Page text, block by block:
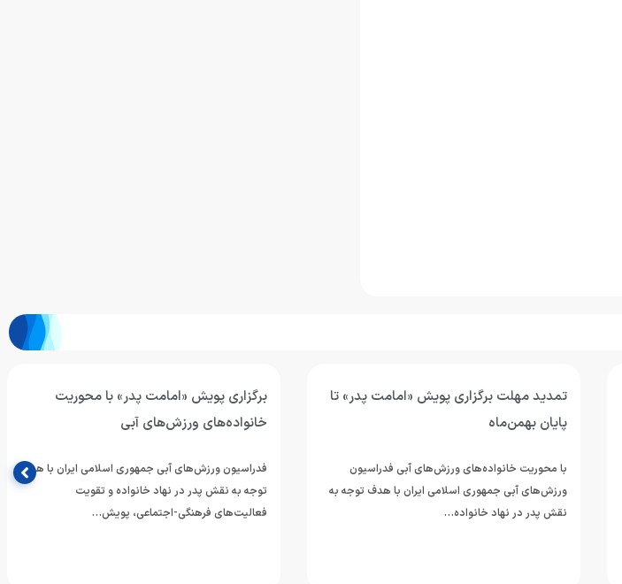
تمدید مهلت برگزاری پویش «امامت پدر» تا
پایان بهمن‌ماه
با محوریت خانواده‌های ورزش‌های آبی فدراسیون
ورزش‌های آبی جمهوری اسلامی ایران با هدف توجه به
نقش پدر در نهاد خانواده…
برگزاری پویش «امامت پدر» با محوریت
خانواده‌های ورزش‌های آبی
فدراسیون ورزش‌های آبی جمهوری اسلامی ایران با هدف
توجه به نقش پدر در نهاد خانواده و تقویت
فعالیت‌های فرهنگی-اجتماعی، پویش…